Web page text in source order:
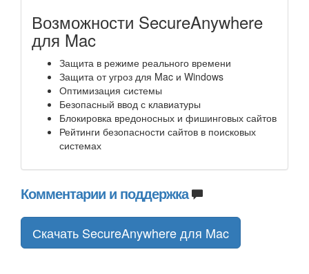
Возможности SecureAnywhere
для Mac
Защита в режиме реального времени
Защита от угроз для Mac и Windows
Оптимизация системы
Безопасный ввод с клавиатуры
Блокировка вредоносных и фишинговых сайтов
Рейтинги безопасности сайтов в поисковых
системах
Комментарии и поддержка
Скачать SecureAnywhere для Mac